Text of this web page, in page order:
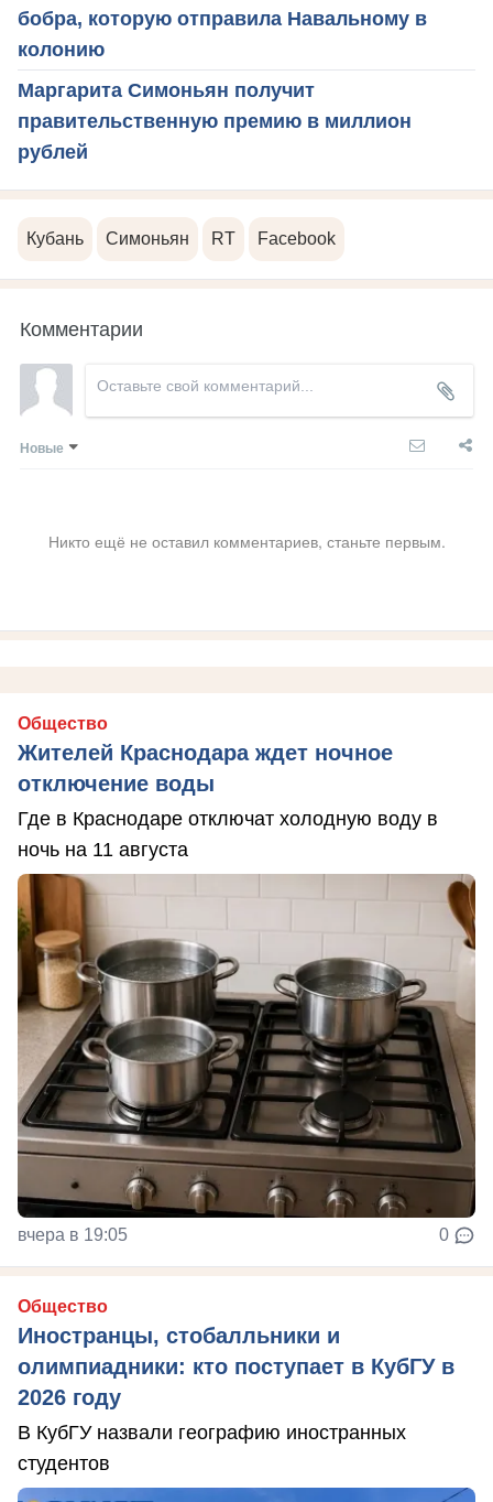
бобра, которую отправила Навальному в
колонию
Маргарита Симоньян получит
правительственную премию в миллион
рублей
Кубань Симоньян RT Facebook
Комментарии
Новые
Никто ещё не оставил комментариев, станьте первым.
Общество
Жителей Краснодара ждет ночное
отключение воды
Где в Краснодаре отключат холодную воду в
ночь на 11 августа
вчера в 19:05 0
Общество
Иностранцы, стобалльники и
олимпиадники: кто поступает в КубГУ в
2026 году
В КубГУ назвали географию иностранных
студентов